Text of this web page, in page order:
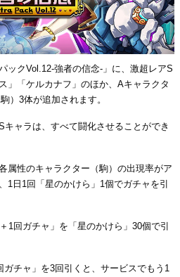
ックVol.12-強者の信念-」に、激超レアS
」「ケルカナフ」のほか、Aキャラクタ
）3体が追加されます。
ャラは、すべて闘化させることができ
属性のキャラクター（駒）の出現率がア
1日1回「星のかけら」1個でガチャを引
1回ガチャ」を「星のかけら」30個で引
チャ」を3回引くと、サービスでもう1